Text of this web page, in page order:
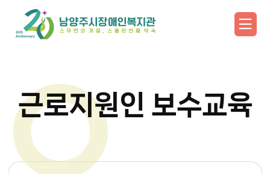
근로지원인 보수교육